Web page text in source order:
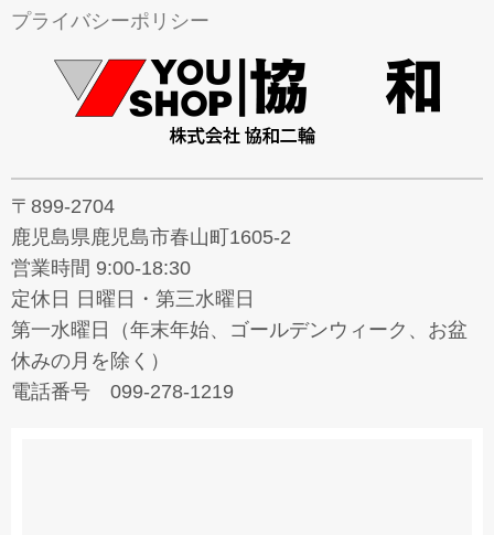
プライバシーポリシー
〒899-2704
鹿児島県鹿児島市春山町1605-2
営業時間 9:00-18:30
定休日 日曜日・第三水曜日
第一水曜日（年末年始、ゴールデンウィーク、お盆
休みの月を除く）
電話番号 099-278-1219